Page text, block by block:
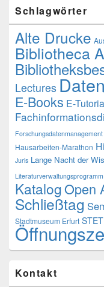
Schlagwörter
Alte Drucke
Bibliotheca
Lectures
E-Books E-
Forschungsdatenmanagement
Hausarbeiten-Marathon
Juris Lange Nacht der
Literaturverwaltungsprogramm
KatalogOpen
Schließtag
Stadtmuseum Erfurt STET
Kontakt